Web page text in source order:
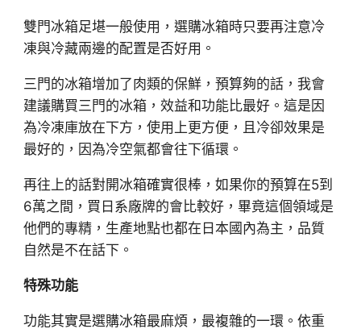
雙門冰箱足堪一般使用，選購冰箱時只要再注意冷
凍與冷藏兩邊的配置是否好用。
三門的冰箱增加了肉類的保鮮，預算夠的話，我會
建議購買三門的冰箱，效益和功能比最好。這是因
為冷凍庫放在下方，使用上更方便，且冷卻效果是
最好的，因為冷空氣都會往下循環。
再往上的話對開冰箱確實很棒，如果你的預算在5到
6萬之間，買日系廠牌的會比較好，畢竟這個領域是
他們的專精，生產地點也都在日本國內為主，品質
自然是不在話下。
特殊功能
功能其實是選購冰箱最麻煩，最複雜的一環。依重